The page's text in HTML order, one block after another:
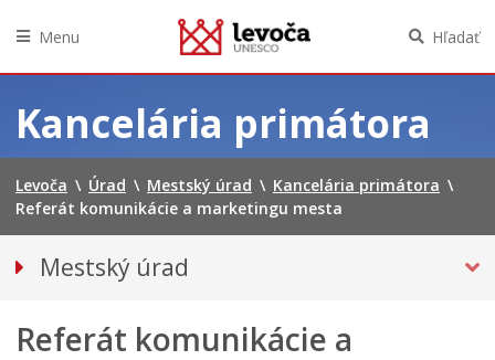
obsah
Menu Hľadať
Kancelária primátora
Levoča \ Úrad \ Mestský úrad \ Kancelária primátora \
Referát komunikácie a marketingu mesta
Mestský úrad
Sekretariát
Referát komunikácie a